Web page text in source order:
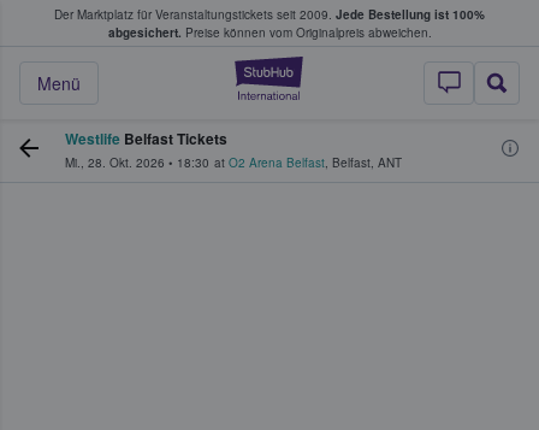
Der Marktplatz für Veranstaltungstickets seit 2009. Jede Bestellung ist 100%
abgesichert. Preise können vom Originalpreis abweichen.
StubHub - Wo
Menü
Tickets kaufen & verkaufen
Westlife Belfast Tickets
Mi., 28. Okt. 2026 • 18:30 at O2 Arena Belfast, Belfast, ANT